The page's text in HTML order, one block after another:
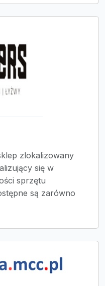
zlokalizowany
się w
sprzętu
są zarówno